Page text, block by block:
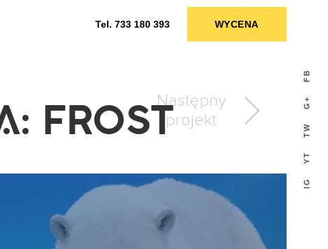
Tel. 733 180 393 WYCENA
IG
YT
TW
G+
FB
FROSTNastępny
projekt